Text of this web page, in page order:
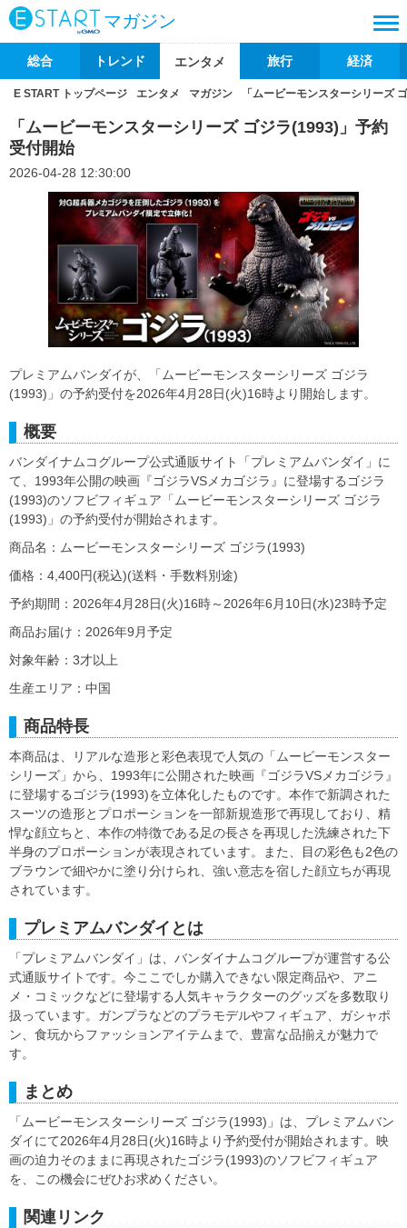
マガジン
総合 トレンド エンタメ 旅行 経済
E START トップページ エンタメ マガジン 「ムービーモンスターシリーズ
「ムービーモンスターシリーズ ゴジラ(1993)」予約
受付開始
2026-04-28 12:30:00
プレミアムバンダイが、「ムービーモンスターシリーズ ゴジラ
(1993)」の予約受付を2026年4月28日(火)16時より開始します。
概要
バンダイナムコグループ公式通販サイト「プレミアムバンダイ」に
て、1993年公開の映画『ゴジラVSメカゴジラ』に登場するゴジラ
(1993)のソフビフィギュア「ムービーモンスターシリーズ ゴジラ
(1993)」の予約受付が開始されます。
商品名：ムービーモンスターシリーズ ゴジラ(1993)
価格：4,400円(税込)(送料・手数料別途)
予約期間：2026年4月28日(火)16時～2026年6月10日(水)23時予定
商品お届け：2026年9月予定
対象年齢：3才以上
生産エリア：中国
商品特長
本商品は、リアルな造形と彩色表現で人気の「ムービーモンスター
シリーズ」から、1993年に公開された映画『ゴジラVSメカゴジラ』
に登場するゴジラ(1993)を立体化したものです。本作で新調された
スーツの造形とプロポーションを一部新規造形で再現しており、精
悍な顔立ちと、本作の特徴である足の長さを再現した洗練された下
半身のプロポーションが表現されています。また、目の彩色も2色の
ブラウンで細やかに塗り分けられ、強い意志を宿した顔立ちが再現
されています。
プレミアムバンダイとは
「プレミアムバンダイ」は、バンダイナムコグループが運営する公
式通販サイトです。今ここでしか購入できない限定商品や、アニ
メ・コミックなどに登場する人気キャラクターのグッズを多数取り
扱っています。ガンプラなどのプラモデルやフィギュア、ガシャポ
ン、食玩からファッションアイテムまで、豊富な品揃えが魅力で
す。
まとめ
「ムービーモンスターシリーズ ゴジラ(1993)」は、プレミアムバン
ダイにて2026年4月28日(火)16時より予約受付が開始されます。映
画の迫力そのままに再現されたゴジラ(1993)のソフビフィギュア
を、この機会にぜひお求めください。
関連リンク